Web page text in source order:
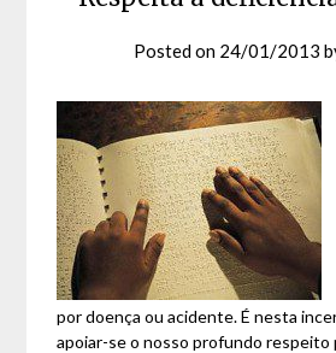
Posted on 24/01/2013
por doença ou acidente. É nesta
apoiar-se o nosso profundo respeito